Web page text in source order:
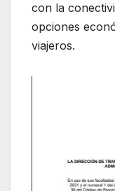
con la
opciones
viajeros.